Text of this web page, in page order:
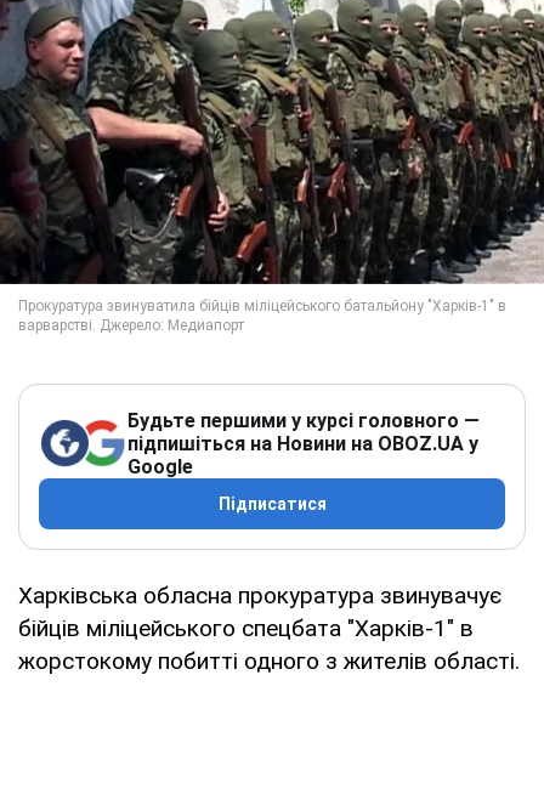
Будьте першими у курсі головного —
підпишіться на Новини на OBOZ.UA у
Google
Підписатися
Харківська обласна прокуратура звинувачує
бійців міліцейського спецбата "Харків-1" в
жорстокому побитті одного з жителів області.